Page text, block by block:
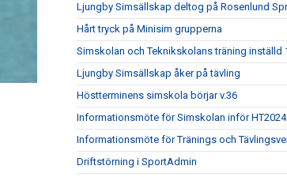
Ljungby Simsällskap deltog på Rosenlund
Hårt tryck på Minisim grupperna
Simskolan och Teknikskolans träning inställd
Ljungby Simsällskap åker på tävling
Höstterminens simskola börjar v.36
Informationsmöte för Simskolan inför HT2024
Informationsmöte för Tränings och
Driftstörning i SportAdmin